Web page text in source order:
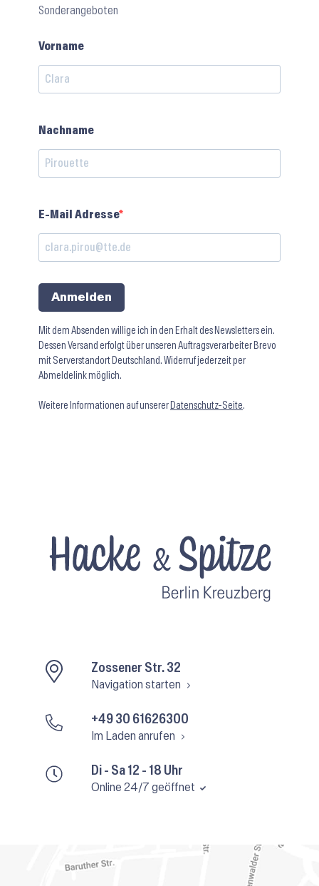
Sonderangeboten
Vorname
Nachname
E-Mail Adresse
Anmelden
Mit dem Absenden willige ich in den Erhalt des Newsletters ein.
Dessen Versand erfolgt über unseren Auftragsverarbeiter Brevo
mit Serverstandort Deutschland. Widerruf jederzeit per
Abmeldelink möglich.
Weitere Informationen auf unserer Datenschutz-Seite.
Di - Sa 12 - 18 Uhr
Online 24/7 geöffnet
Zossener Str. 32
Navigation starten
+49 30 61626300
Im Laden anrufen